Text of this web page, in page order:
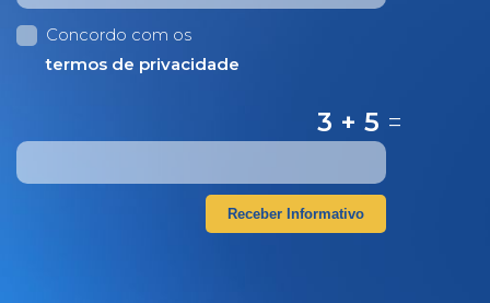
Concordo com os
termos de privacidade
3 + 5 =
Receber Informativo